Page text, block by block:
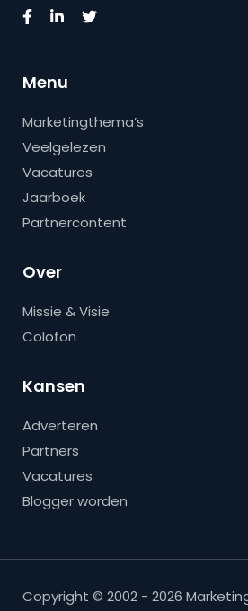
Menu
Marketingthema’s
Veelgelezen
Vacatures
Jaarboek
Partnercontent
Over
Missie & Visie
Colofon
Kansen
Adverteren
Partners
Vacatures
Blogger worden
Copyright © 2002 - 2026